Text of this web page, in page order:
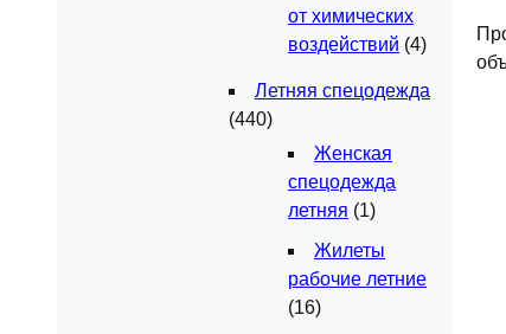
от химических
воздействий (4)
Летняя спецодежда
(440)
Женская
спецодежда
летняя (1)
Жилеты
рабочие летние
(16)